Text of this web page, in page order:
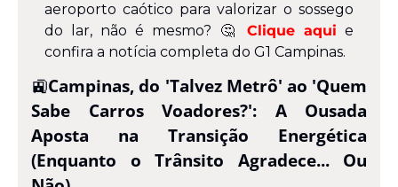
aeroporto caótico para valorizar o sossego
do lar, não é mesmo? 🤔 Clique aqui e
confira a notícia completa do G1 Campinas.
🚉Campinas, do 'Talvez Metrô' ao 'Quem
Sabe Carros Voadores?': A Ousada
Aposta na Transição Energética
(Enquanto o Trânsito Agradece... Ou